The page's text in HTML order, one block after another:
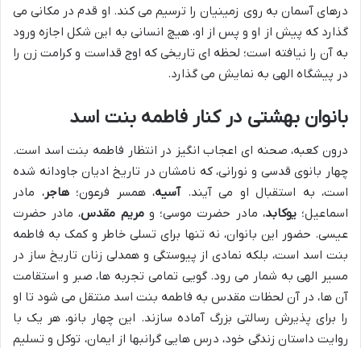
درهای آسمان به روی زمینیان را ترسیم می کند. او قدم در مکانی می
گذارد که پیش از او و پس از او، هیچ انسانی به این شکل اجازه ورود
به آن را نیافته است؛ لحظه ای تاریخی که اوج قداست و کرامت زن را
در پیشگاه الهی به نمایش می گذارد.
بانوان بهشتی در کنار فاطمه بنت اسد
درون کعبه، صحنه ای اعجاب انگیز در انتظار فاطمه بنت اسد است.
چهار بانوی قدسی و نورانی، که نامشان در تاریخ ادیان جاودانه شده
است، به استقبال او می آیند.آسیه، همسر فرعون؛هاجر، مادر
اسماعیل؛یوکابد، مادر حضرت موسی؛ ومریم مقدس، مادر حضرت
عیسی. حضور این بانوان، نه تنها برای تسلی خاطر و کمک به فاطمه
بنت اسد است، بلکه نمادی از پیوستگی و همدلی زنان تاریخ ساز در
مسیر الهی به شمار می رود. گویی تمامی تجربه ها، صبر و استقامت
آن ها، در آن لحظات مقدس به فاطمه بنت اسد منتقل می شود تا او
را برای پذیرش رسالتی بزرگ آماده سازند. این چهار بانو، هر یک با
روایت داستان زندگی خود، درس هایی گرانبها از ایمان، توکل و تسلیم